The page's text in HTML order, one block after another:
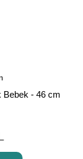
Bebek - 46 cm